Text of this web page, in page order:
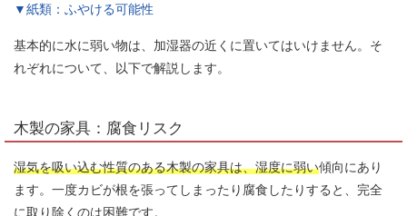
▼紙類：ふやける可能性
基本的に水に弱い物は、加湿器の近くに置いてはいけません。そ
れぞれについて、以下で解説します。
木製の家具：腐食リスク
湿気を吸い込む性質のある木製の家具は、湿度に弱い傾向にあり
ます。一度カビが根を張ってしまったり腐食したりすると、完全
に取り除くのは困難です。